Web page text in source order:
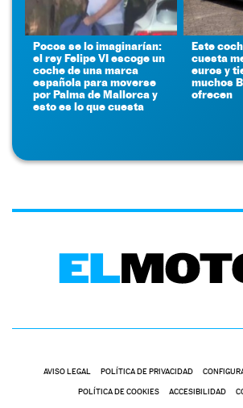
Pocos se lo imaginarían:
el rey Felipe VI escoge un
coche de una marca
española para moverse
por Palma de Mallorca y
esto es lo que cuesta
Este
cuesta
euros y
muchos
ofrecen
AVISO LEGAL POLÍTICA DE PRIVACIDAD
POLÍTICA DE COOKIES ACCESIBILIDAD